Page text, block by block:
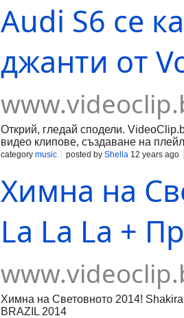
Audi S6 се
джанти от
Открий, гледай сподели.
видео клипове, създаване на
category music posted by Shella 12 years ago
Химна на
La La La +
Химна на Световното 2014!
BRAZIL 2014